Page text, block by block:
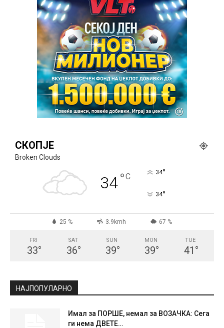
СКОПЈЕ
Broken Clouds
34°C 34°
34°
25 % 3.9kmh 67 %
FRI
33°
SAT
36°
SUN
39°
MON
39°
TUE
41 °
НАЈПОПУЛАРНО
Имал за ПОРШЕ, немал за ВОЗАЧКА: Сега
ги нема ДВЕТЕ…